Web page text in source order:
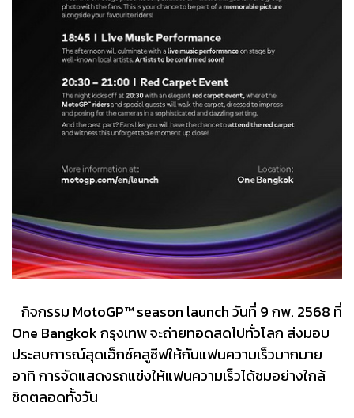
กิจกรรม MotoGP™ season launch วันที่ 9 กพ. 2568 ที่
One Bangkok กรุงเทพ จะถ่ายทอดสดไปทั่วโลก ส่งมอบ
ประสบการณ์สุดเอ็กซ์คลูซีฟให้กับแฟนความเร็วมากมาย
อาทิ การจัดแสดงรถแข่งให้แฟนความเร็วได้ชมอย่างใกล้
ชิดตลอดทั้งวัน